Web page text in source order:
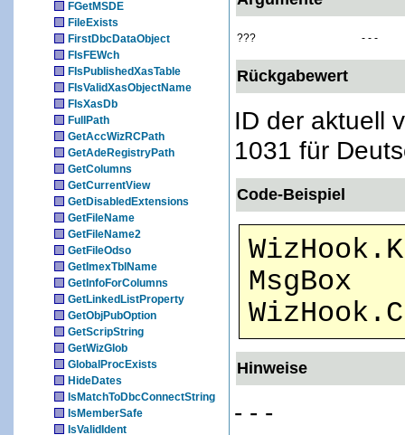
FGetMSDE
FileExists
FirstDbcDataObject
FIsFEWch
FIsPublishedXasTable
FIsValidXasObjectName
FIsXasDb
FullPath
GetAccWizRCPath
GetAdeRegistryPath
GetColumns
GetCurrentView
GetDisabledExtensions
GetFileName
GetFileName2
GetFileOdso
GetImexTblName
GetInfoForColumns
GetLinkedListProperty
GetObjPubOption
GetScripString
GetWizGlob
GlobalProcExists
HideDates
IsMatchToDbcConnectString
IsMemberSafe
IsValidIdent
??? - - -
Rückgabewert
ID der aktuell
1031 für
Code-Beispiel
MsgBox
Hinweise
- - -